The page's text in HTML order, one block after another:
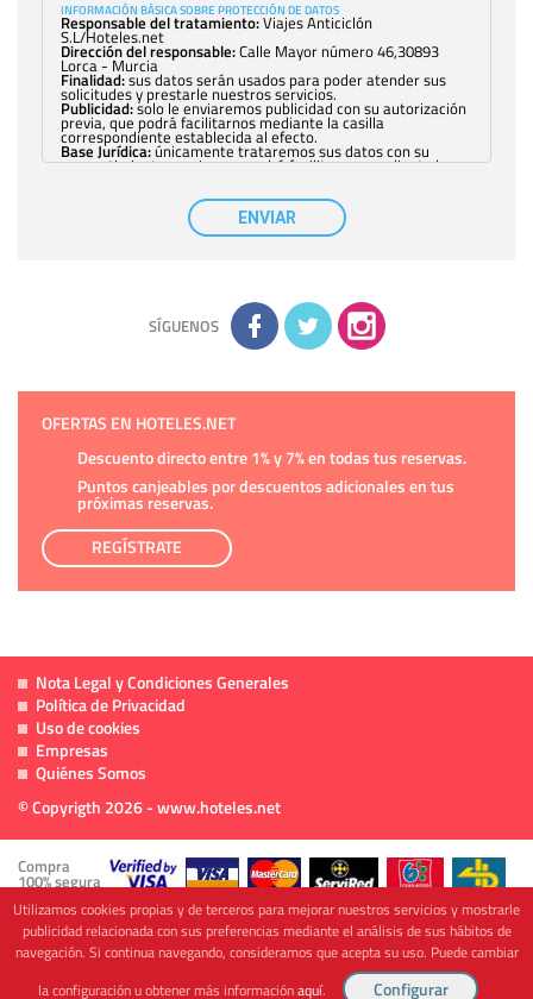
INFORMACIÓN BÁSICA SOBRE PROTECCIÓN DE DATOS
Responsable del tratamiento:Viajes Anticiclón
S.L/Hoteles.net
Dirección del responsable:Calle Mayor número 46,30893
Lorca - Murcia
Finalidad:sus datos serán usados para poder atender sus
solicitudes y prestarle nuestros servicios.
Publicidad:solo le enviaremos publicidad con su autorización
previa, que podrá facilitarnos mediante la casilla
correspondiente establecida al efecto.
Base Jurídica:únicamente trataremos sus datos con su
consentimiento previo, que podrá facilitarnos mediante la
con carácter general, sólo el personal de
nuestra entidad que esté debidamente autorizado podrá
tener conocimiento de la información que le pedimos. No se
comunicarán datos a terceros.
adicional y detallada sobre cómo tratamos sus datos en la
política de privacidad
ENVIAR
SÍGUENOS
OFERTAS EN HOTELES.NET
Descuento directo entre 1% y 7% en todas tus reservas.
Puntos canjeables por descuentos adicionales en tus
próximas reservas.
REGÍSTRATE
Nota Legal y Condiciones Generales
Política de Privacidad
Uso de cookies
Empresas
Quiénes Somos
© Copyrigth 2026 - www.hoteles.net
Compra
100% segura
Cofinanciado por
Utilizamos cookies propias y de terceros para mejorar nuestros servicios y mostrarle
publicidad relacionada con sus preferencias mediante el análisis de sus hábitos de
navegación. Si continua navegando, consideramos que acepta su uso. Puede cambiar
la configuración u obtener más informaciónaquí.